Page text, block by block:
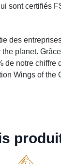
sont certifiés
des
the planet.
de notre chiffre
Wings of the